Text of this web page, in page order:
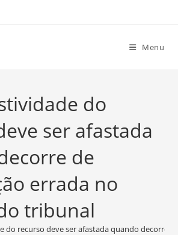
Menu
do
ser afastada
de
errada no
tribunal
do recurso deve ser afastada quando decorre